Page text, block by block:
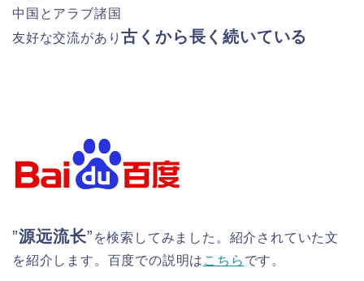
中国とアラブ諸国
友好な交流があり古くから長く続いている
”源远流长” を検索してみました。紹介されていた文
を紹介します。百度での説明は こちら です。